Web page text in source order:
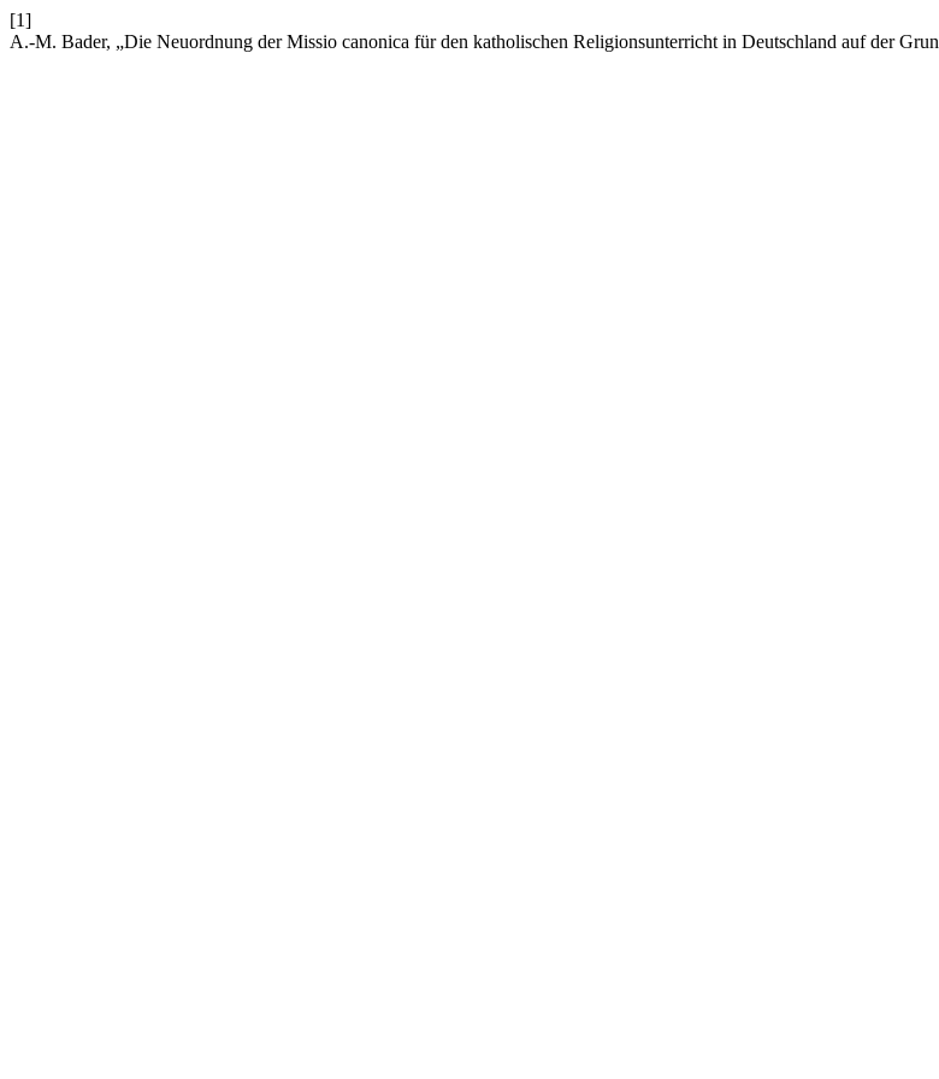
[1]
A.-M. Bader, „Die Neuordnung der Missio canonica für den katholischen Religionsunterricht in Deutschland auf der